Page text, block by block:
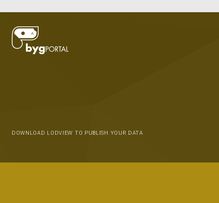
DOWNLOAD LODVIEW TO PUBLISH YOUR DATA